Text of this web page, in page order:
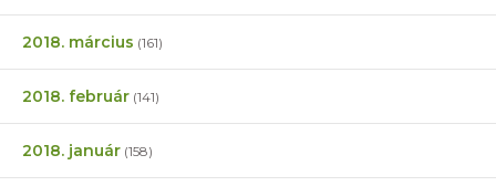
2018. március (161)
2018. február (141)
2018. január (158)